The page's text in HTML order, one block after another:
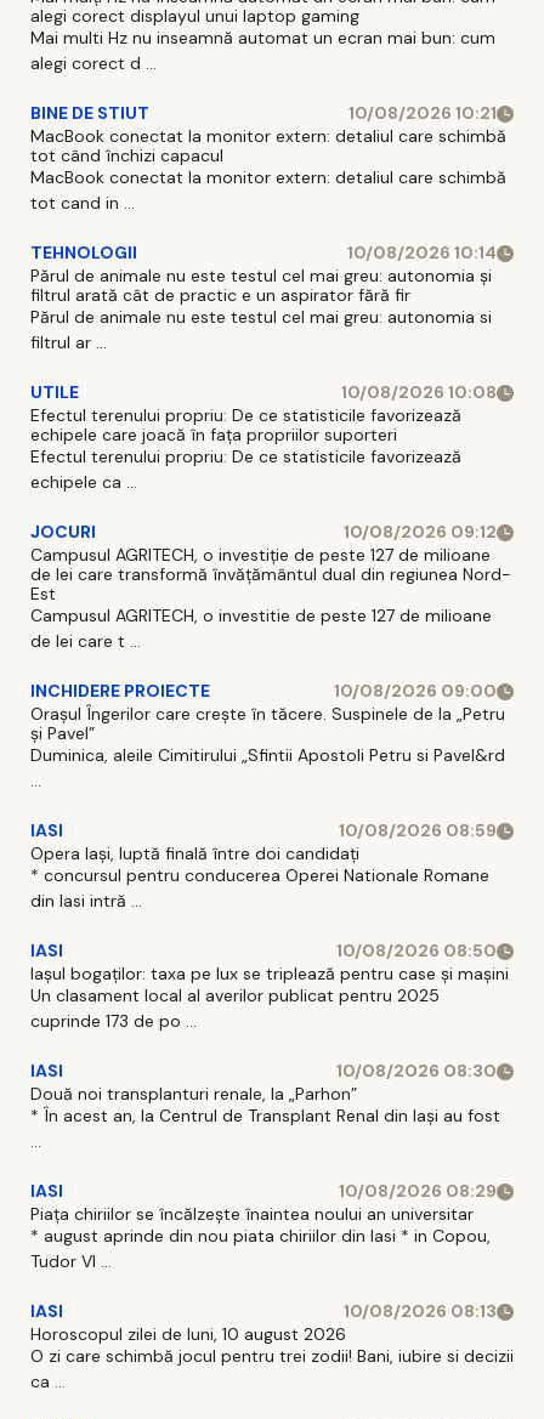
alegi corect displayul unui laptop gaming
Mai multi Hz nu inseamnă automat un ecran mai bun: cum
alegi corect d ...
BINE DE STIUT
10/08/2026 10:21
MacBook conectat la monitor extern: detaliul care schimbă
tot când închizi capacul
MacBook conectat la monitor extern: detaliul care schimbă
tot cand in ...
TEHNOLOGII
10/08/2026 10:14
Părul de animale nu este testul cel mai greu: autonomia și
filtrul arată cât de practic e un aspirator fără fir
Părul de animale nu este testul cel mai greu: autonomia si
filtrul ar ...
UTILE
10/08/2026 10:08
Efectul terenului propriu: De ce statisticile favorizează
echipele care joacă în fața propriilor suporteri
Efectul terenului propriu: De ce statisticile favorizează
echipele ca ...
JOCURI
10/08/2026 09:12
Campusul AGRITECH, o investiție de peste 127 de milioane
de lei care transformă învățământul dual din regiunea Nord-
Est
Campusul AGRITECH, o investitie de peste 127 de milioane
de lei care t ...
INCHIDERE PROIECTE
10/08/2026 09:00
Orașul Îngerilor care crește în tăcere. Suspinele de la „Petru
și Pavel”
Duminica, aleile Cimitirului „Sfintii Apostoli Petru si Pavel&rd
...
IASI
10/08/2026 08:59
Opera Iași, luptă finală între doi candidați
* concursul pentru conducerea Operei Nationale Romane
din Iasi intră ...
IASI
10/08/2026 08:50
Iașul bogaților: taxa pe lux se triplează pentru case și mașini
Un clasament local al averilor publicat pentru 2025
cuprinde 173 de po ...
IASI
10/08/2026 08:30
Două noi transplanturi renale, la „Parhon”
* În acest an, la Centrul de Transplant Renal din Iaşi au fost
...
IASI
10/08/2026 08:29
Piața chiriilor se încălzește înaintea noului an universitar
* august aprinde din nou piata chiriilor din Iasi * in Copou,
Tudor Vl ...
IASI
10/08/2026 08:13
Horoscopul zilei de luni, 10 august 2026
O zi care schimbă jocul pentru trei zodii! Bani, iubire si decizii
ca ...